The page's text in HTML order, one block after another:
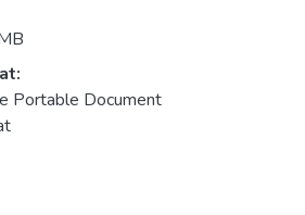
Portable Document